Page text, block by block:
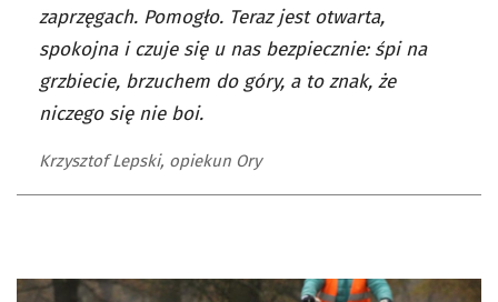
zaprzęgach. Pomogło. Teraz jest otwarta,
spokojna i czuje się u nas bezpiecznie: śpi na
grzbiecie, brzuchem do góry, a to znak, że
niczego się nie boi.
Krzysztof Lepski, opiekun Ory